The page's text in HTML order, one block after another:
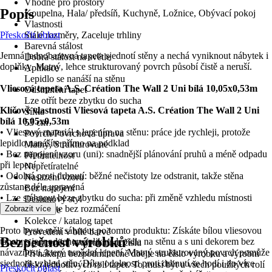
Vhodné pro prostory
Koupelna, Hala/ předsíň, Kuchyně, Ložnice, Obývací pokoj
Vlastnosti
Stálé rozměry, Zaceluje trhliny
Barevná stálost
Dobrá stálost na světle
Aplikace
Lepidlo se nanáší na stěnu
Odstranění tapet
Lze otřít beze zbytku do sucha
Šířka
53 cm
Povrch/Povrchová úprava
Matný, Strukturované
Přetíratelnost
Nepřetíratelné
Nasazení vzoru
Bez napojení
Designový styl
Romance
Kolekce / katalog tapet
Provedení v bílé barvě
Upozornění k výrobnímu číslu
Při nákupu bezpodmínečně dbejte na číslo výrobku a výrobní
číslo jednotlivých rolí tapet. To musí být u všech použitých rolí
Popis
Přeskočit oblast
Jemná jednobarevná tapeta sjednotí stěny a nechá vyniknout nábytek i
doplňky. Matný, lehce strukturovaný povrch působí čistě a neruší.
Vliesová tapeta A.S. Création The Wall 2 Uni bílá 10,05x0,53m
Klíčové vlastnosti Vliesová tapeta A.S. Création The Wall 2 Uni
bílá 10,05x0,53m
• Vliesový materiál s lepením na stěnu: práce jde rychleji, protože
lepidlo nanášíte přímo na podklad
• Bez napojení vzoru (uni): snadnější plánování pruhů a méně odpadu
při lepení
• Odolná proti drhnutí: běžné nečistoty lze odstranit, takže stěna
zůstane déle upravená
• Lze stáhnout beze zbytku do sucha: při změně vzhledu místnosti
tapetu odstraníte bez rozmáčení
Proto byste měli sáhnout po tomto produktu: Získáte bílou vliesovou
tapetu s jednoduchou aplikací lepidla na stěnu a s uni dekorem bez
návaznosti, který usnadní lepení. Matný strukturovaný povrch pomůže
sjednotit vzhled stěn. Díky odolnosti proti drhnutí se hodí i do více
Zobrazit více
Bezpečnost výrobků
Přeskočit oblast